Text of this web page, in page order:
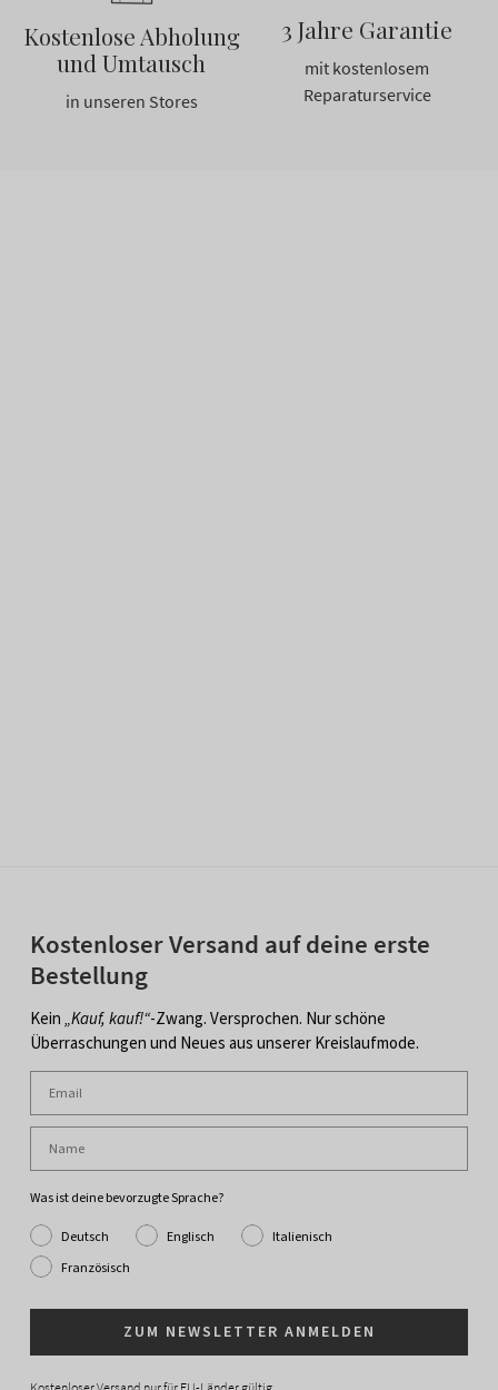
Kostenlose Abholung
und Umtausch
in unseren Stores
3 Jahre Garantie
mit kostenlosem
Reparaturservice
Kostenloser Versand auf deine erste
Bestellung
Kein„Kauf, kauf!“-Zwang. Versprochen. Nur schöne
Überraschungen und Neues aus unserer Kreislaufmode.
Was ist deine bevorzugte Sprache?
Deutsch Englisch
Italienisch
Französisch
ZUM NEWSLETTER ANMELDEN